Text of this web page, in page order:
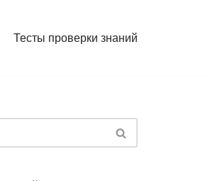
Тесты проверки знаний